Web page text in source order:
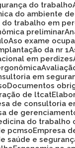
do trabalho
do ambiente
do trabalho em
preliminar
Aso exame
da nr 1
em perdizes
em
Documentos
de ltcat
de consultoria
de
do
pcmso Empresa
saúde e